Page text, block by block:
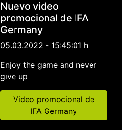
Nuevo video
promocional de IFA
Germany
05.03.2022 - 15:45:01 h
Enjoy the game and never
give up
Video promocional de
IFA Germany